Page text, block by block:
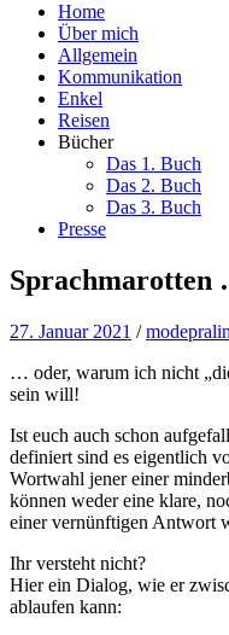
Home
Über mich
Allgemein
Kommunikation
Enkel
Reisen
Bücher
Das 1. Buch
Das 2. Buch
Das 3. Buch
Presse
Sprachmarotten
27. Januar 2021 /
… oder, warum ich nicht
sein will!
Ist euch auch schon
definiert sind es eigentlich
Wortwahl jener einer
können weder eine klare,
einer vernünftigen Antwort
Ihr versteht nicht?
Hier ein Dialog, wie er
ablaufen kann: